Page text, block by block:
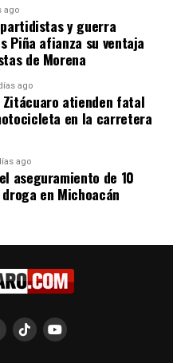
“No más deuda”:
Ocampo
2026
"Congreso"
ago
y guerra
Piña afianza su ventaja
de Morena
ago
Zitácuaro atienden fatal
en la carretera
ago
aseguramiento de 10
en Michoacán